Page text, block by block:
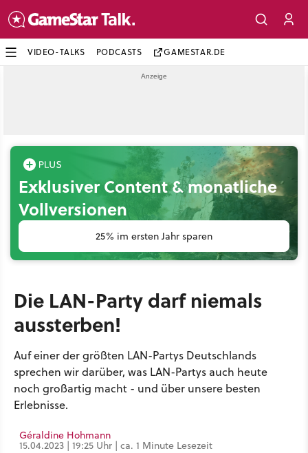
VIDEO-TALKS PODCASTS GAMESTAR.DE
Exklusiver Content & monatliche
Vollversionen
25% im ersten Jahr sparen
Die LAN-Party darf niemals
aussterben!
Auf einer der größten LAN-Partys Deutschlands
sprechen wir darüber, was LAN-Partys auch heute
noch großartig macht - und über unsere besten
Erlebnisse.
Géraldine Hohmann
15.04.2023 | 19:25 Uhr | ca. 1 Minute Lesezeit